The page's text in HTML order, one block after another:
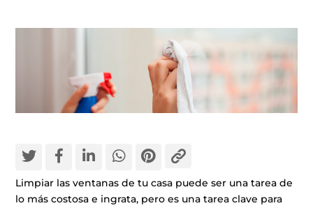
Limpiar las ventanas de tu casa puede ser una tarea de
lo más costosa e ingrata, pero es una tarea clave para